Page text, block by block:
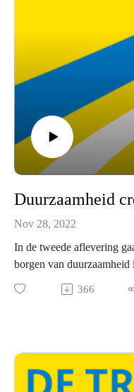
Duurzaamheid
Nov 28, 2022
In de tweede aflevering
borgen van
gedrag is daarvoor nodig?
Europees en
366